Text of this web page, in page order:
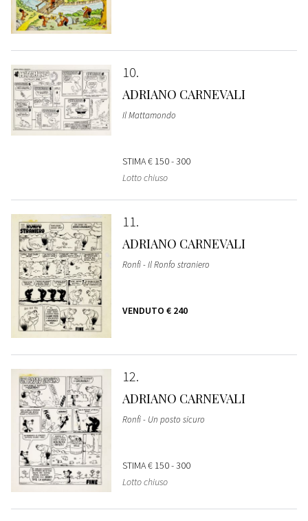
10
ADRIANO CARNEVALI
Il Mattamondo
STIMA€ 150 - 300
Lotto chiuso
11
ADRIANO CARNEVALI
Ronfi - Il Ronfo straniero
VENDUTO € 240
12
ADRIANO CARNEVALI
Ronfi - Un posto sicuro
STIMA€ 150 - 300
Lotto chiuso